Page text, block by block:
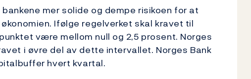
mer solide og dempe risikoen for at
Ifølge regelverket skal kravet til
være mellom null og 2,5 prosent. Norges
i øvre del av dette intervallet. Norges Bank
hvert kvartal.